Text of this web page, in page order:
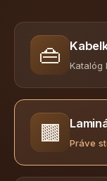
👜 Katalóg
🟫 Práve